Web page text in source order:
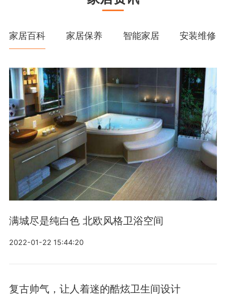
家居百科 家居保养 智能家居 安装维修
满城尽是纯白色 北欧风格卫浴空间
2022-01-22 15:44:20
复古帅气，让人着迷的酷炫卫生间设计